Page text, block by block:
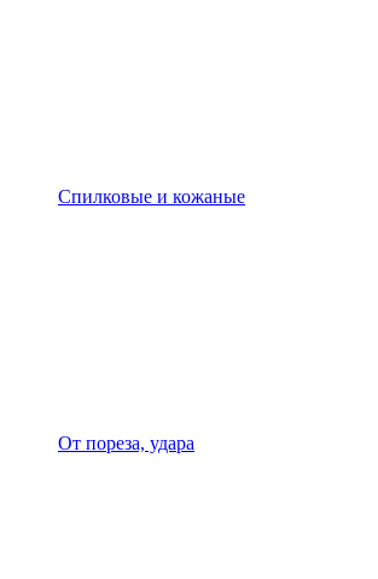
Спилковые и кожаные
От пореза, удара